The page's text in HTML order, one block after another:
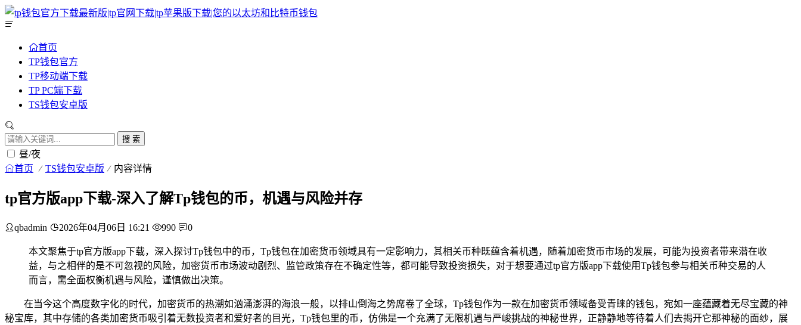
首页
TP钱包官方
TP移动端下载
TP PC端下载
TS钱包安卓版
搜 索
昼/夜
首页 TS钱包安卓版 内容详情
tp官方版app下载-深入了解Tp钱包的币，机遇与风险并存
qbadmin 2026年04月06日 16:21 990 0
本文聚焦于tp官方版app下载，深入探讨Tp钱包中的币，Tp钱包在加密货币领域具有一定影响力，其相关币种既蕴含着机遇，随着加密货币市场的发展，可能为投资者带来潜在收
益，与之相伴的是不可忽视的风险，加密货币市场波动剧烈、监管政策存在不确定性等，都可能导致投资损失，对于想要通过tp官方版app下载使用Tp钱包参与相关币种交易的人
而言，需全面权衡机遇与风险，谨慎做出决策。
在当今这个高度数字化的时代，加密货币的热潮如汹涌澎湃的海浪一般，以排山倒海之势席卷了全球，Tp钱包作为一款在加密货币领域备受青睐的钱包，宛如一座蕴藏着无尽宝藏的神
秘宝库，其中存储的各类加密货币吸引着无数投资者和爱好者的目光，Tp钱包里的币，仿佛是一个充满了无限机遇与严峻挑战的神秘世界，正静静地等待着人们去揭开它那神秘的面纱，展